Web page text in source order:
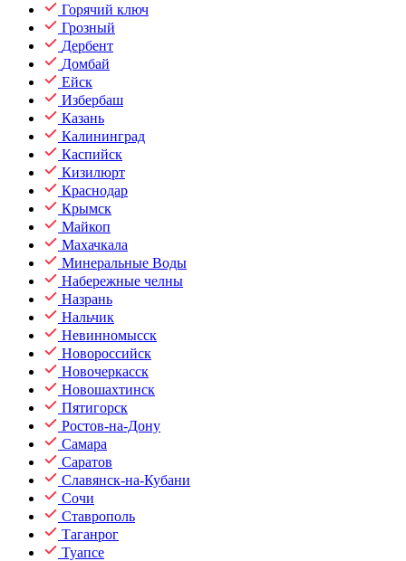
Горячий ключ
Грозный
Дербент
Домбай
Ейск
Избербаш
Казань
Калининград
Каспийск
Кизилюрт
Краснодар
Крымск
Майкоп
Махачкала
Минеральные Воды
Набережные челны
Назрань
Нальчик
Невинномысск
Новороссийск
Новочеркасск
Новошахтинск
Пятигорск
Ростов-на-Дону
Самара
Саратов
Славянск-на-Кубани
Сочи
Ставрополь
Таганрог
Туапсе